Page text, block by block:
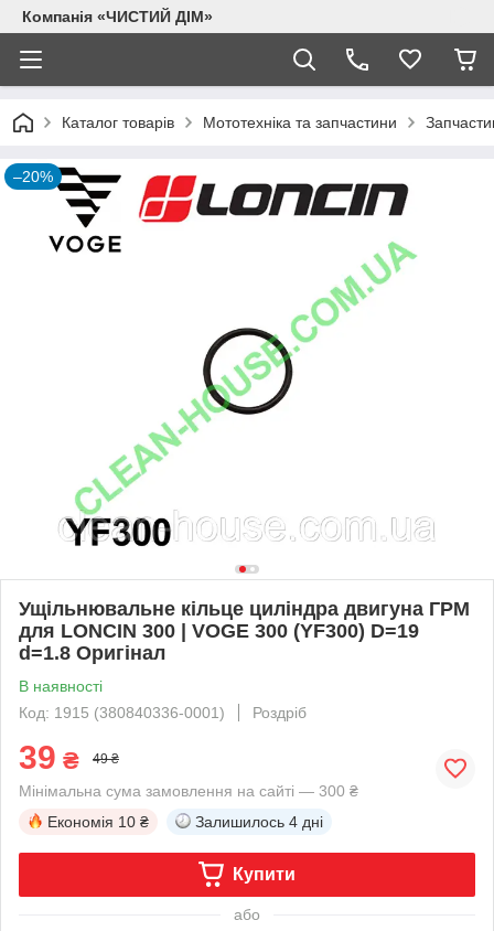
Компанія «ЧИСТИЙ ДІМ»
Каталог товарів Мототехніка та запчастини
–20%
Ущільнювальне кільце циліндра двигуна ГРМ
для LONCIN 300 | VOGE 300 (YF300) D=19
d=1.8 Оригінал
В наявності
Код: 1915 (380840336-0001)
Роздріб
39 ₴ 49 ₴
Мінімальна сума замовлення на сайті — 300 ₴
Економія 10 ₴ Залишилось 4 дні
Купити
або